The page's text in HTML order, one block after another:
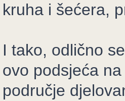
kruha i šećera,
I tako, odlično
ovo podsjeća
područje